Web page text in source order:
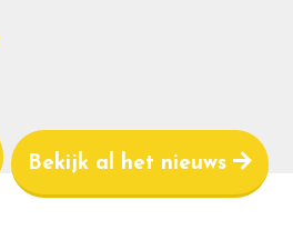
Bekijk al het nieuws